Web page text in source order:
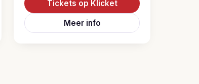
Tickets op Klicket
Meer info